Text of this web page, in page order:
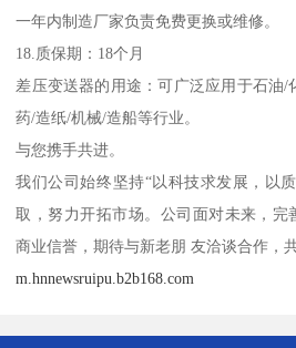
一年内制造厂家负责免费更换或维修。
18.质保期：18个月
差压变送器的用途：可广泛应用于石油/
药/造纸/机械/造船等行业。
与您携手共进。
我们公司始终坚持“以科技求发展，以
取，努力开拓市场。公司面对未来，完
商业信誉，期待与新老朋 友洽谈合作，
m.hnnewsruipu.b2b168.com